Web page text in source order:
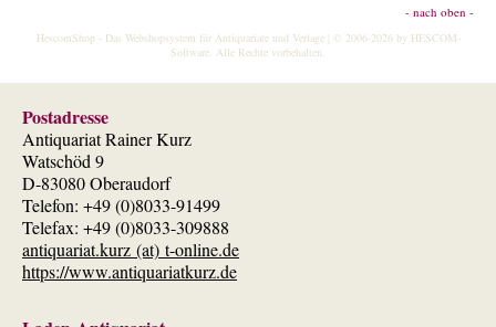
- nach oben -
HescomShop- Das Webshopsystem für Antiquariate und Verlage | © 2006-2026 by HESCOM-
Software. Alle Rechte vorbehalten.
Postadresse
Antiquariat Rainer Kurz
Watschöd 9
D-83080 Oberaudorf
Telefon: +49 (0)8033-91499
Telefax: +49 (0)8033-309888
antiquariat.kurz (at) t-online.de
https://www.antiquariatkurz.de